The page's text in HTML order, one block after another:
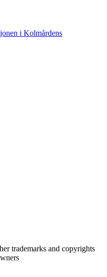
i Kolmårdens
trademarks and copyrights